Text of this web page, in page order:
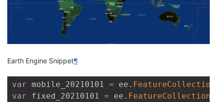
Earth Engine Snippet¶
var mobile_20210101 = ee . FeatureCollection
var fixed_20210101 = ee . FeatureCollection